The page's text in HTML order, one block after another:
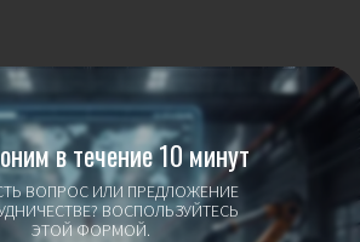
ВОПРОС ИЛИ ПРЕДЛОЖЕНИЕ
ВОСПОЛЬЗУЙТЕСЬ
ЭТОЙ ФОРМОЙ.
в течение 10 минут